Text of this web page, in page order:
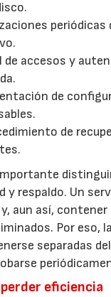
periódicas
de accesos y
de
de
y respaldo. Un
aun así, contener
Por eso,
separadas
eficiencia